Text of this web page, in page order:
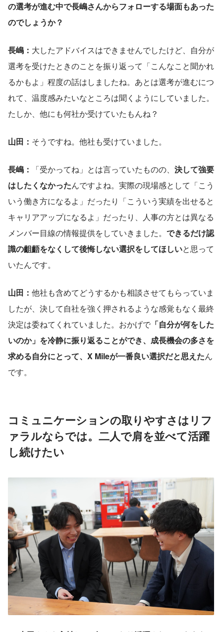
の選考が進む中で長嶋さんからフォローする場面もあった
のでしょうか？
長嶋： 大したアドバイスはできませんでしたけど、自分が
選考を受けたときのことを振り返って「こんなこと聞かれ
るかもよ」程度の話はしましたね。あとは選考が進むにつ
れて、温度感みたいなところは聞くようにしていました。
たしか、他にも何社か受けていたもんね？
山田： そうですね。他社も受けていました。
長嶋： 「受かってね」とは言っていたものの、 決して強要
はしたくなかったんですよね。実際の現場感として「こう
いう働き方になるよ」だったり「こういう実績を出せると
キャリアアップになるよ」だったり、人事の方とは異なる
メンバー目線の情報提供をしていきました。 できるだけ認
識の齟齬をなくして後悔しない選択をしてほしいと思って
いたんです。
山田： 他社も含めてどうするかも相談させてもらっていま
したが、決して自社を強く押されるような感覚もなく最終
決定は委ねてくれていました。おかげで 「自分が何をした
いのか」を冷静に振り返ることができ、成長機会の多さを
求める自分にとって、X Mileが一番良い選択だと思えたん
です。
コミュニケーションの取りやすさはリフ
ァラルならでは。二人で肩を並べて活躍
し続けたい